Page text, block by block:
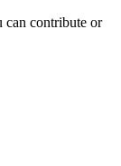
can contribute or